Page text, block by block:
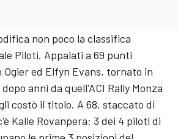
non poco la classifica
Piloti. Appaiati a 69 punti
Ogier ed Elfyn Evans, tornato in
anni da quell'ACI Rally Monza
costò il titolo. A 68, staccato di
Kalle Rovanpera: 3 dei 4 piloti di